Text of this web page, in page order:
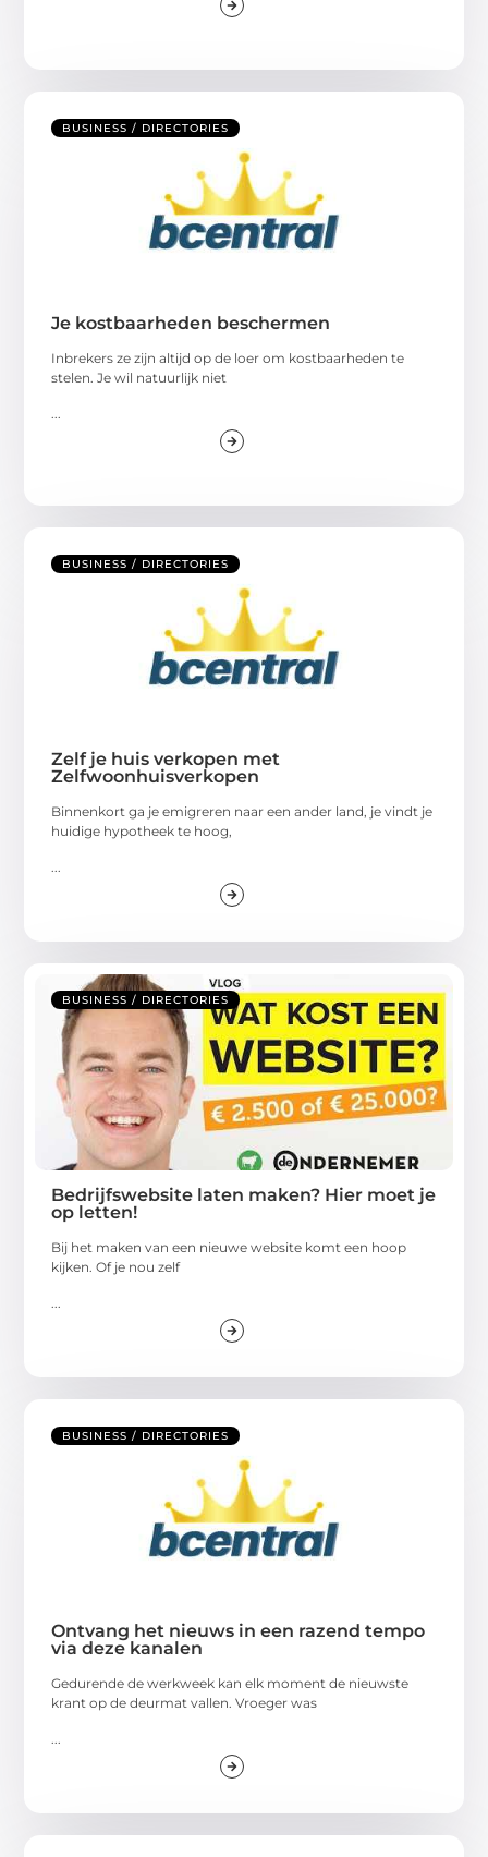
BUSINESS / DIRECTORIES
Je kostbaarheden beschermen
Inbrekers ze zijn altijd op de loer om kostbaarheden te
stelen. Je wil natuurlijk niet
BUSINESS / DIRECTORIES
Zelf je huis verkopen met
Zelfwoonhuisverkopen
Binnenkort ga je emigreren naar een ander land, je vindt je
huidige hypotheek te hoog,
BUSINESS / DIRECTORIES
Bedrijfswebsite laten maken? Hier moet je
op letten!
Bij het maken van een nieuwe website komt een hoop
kijken. Of je nou zelf
BUSINESS / DIRECTORIES
Ontvang het nieuws in een razend tempo
via deze kanalen
Gedurende de werkweek kan elk moment de nieuwste
krant op de deurmat vallen. Vroeger was